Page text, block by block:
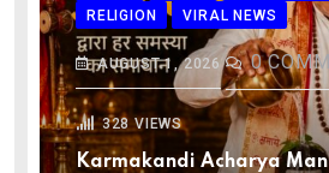
RELIGION
VIRAL NEWS
AUGUST 1, 2026 0
328 VIEWS
Karmakandi Acharya